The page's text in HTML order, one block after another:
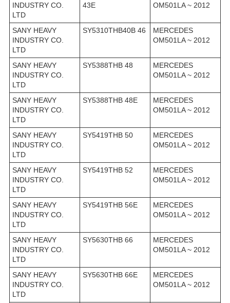
INDUSTRY CO.
LTD
43E
OM501LA ~ 2012
SANY HEAVY
INDUSTRY CO.
LTD
SY5310THB40B 46
MERCEDES
OM501LA ~ 2012
SANY HEAVY
INDUSTRY CO.
LTD
SY5388THB 48
MERCEDES
OM501LA ~ 2012
SANY HEAVY
INDUSTRY CO.
LTD
SY5388THB 48E
MERCEDES
OM501LA ~ 2012
SANY HEAVY
INDUSTRY CO.
LTD
SY5419THB 50
MERCEDES
OM501LA ~ 2012
SANY HEAVY
INDUSTRY CO.
LTD
SY5419THB 52
MERCEDES
OM501LA ~ 2012
SANY HEAVY
INDUSTRY CO.
LTD
SY5419THB 56E
MERCEDES
OM501LA ~ 2012
SANY HEAVY
INDUSTRY CO.
LTD
SY5630THB 66
MERCEDES
OM501LA ~ 2012
SANY HEAVY
INDUSTRY CO.
LTD
SY5630THB 66E
MERCEDES
OM501LA ~ 2012